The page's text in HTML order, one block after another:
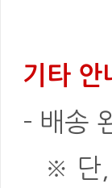
기타 안
- 배송
※ 단,